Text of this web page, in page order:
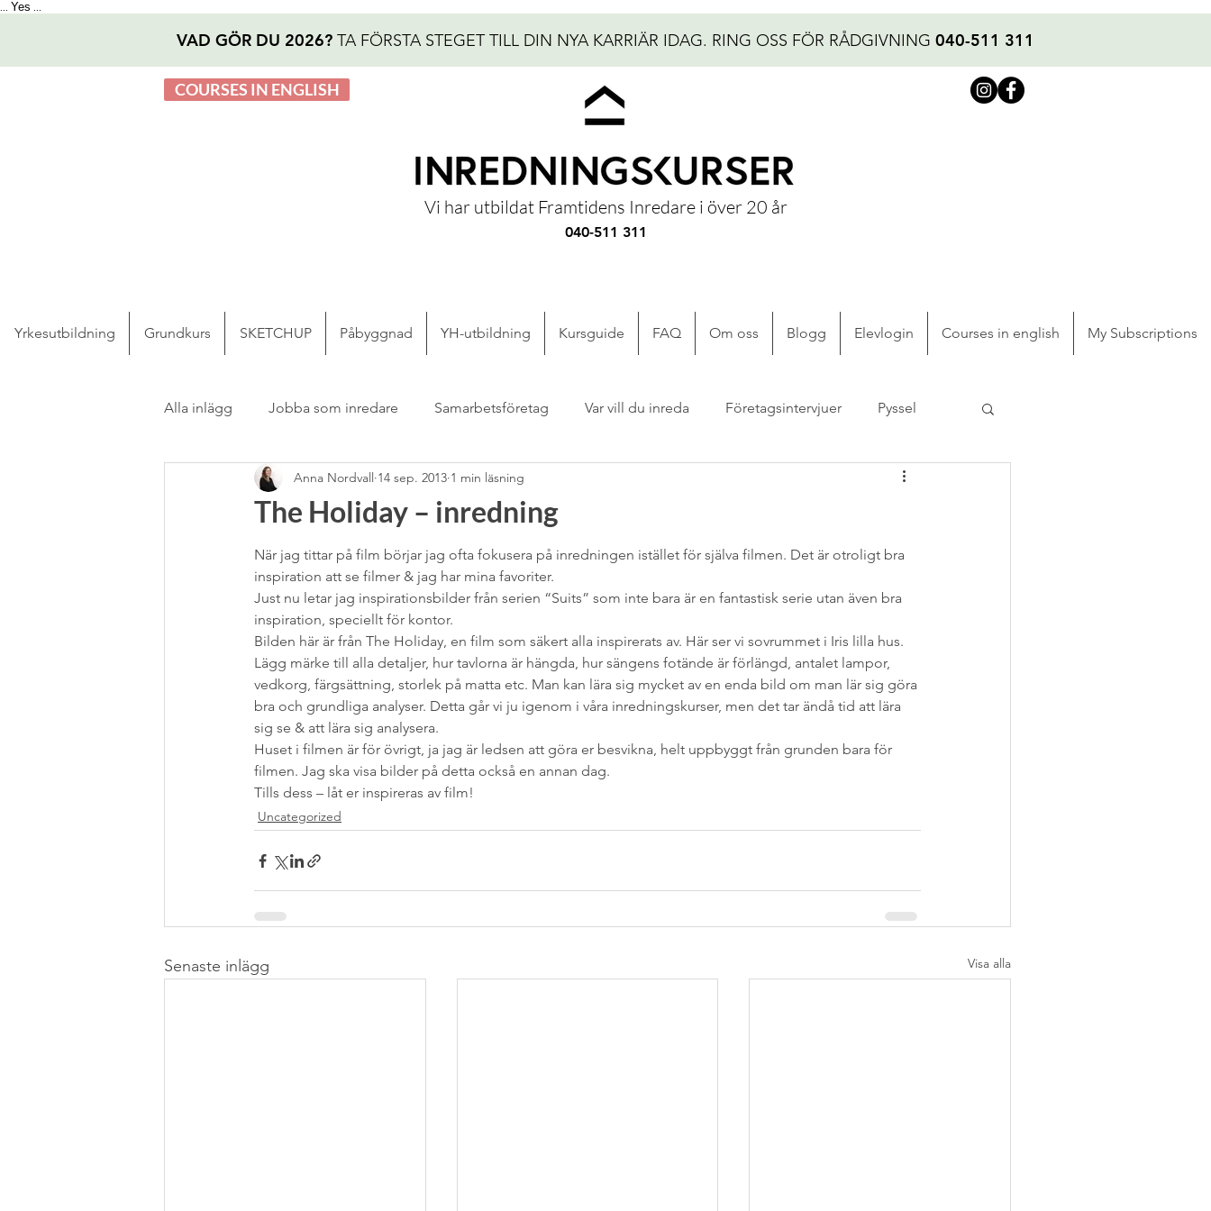
Yes
VAD GÖR DU 2026? TA FÖRSTA STEGET TILL DIN NYA KARRIÄR IDAG. RING OSS FÖR RÅDGIVNING 040-511 311
COURSES IN ENGLISH
Vi har utbildat Framtidens Inredare i över 20 år
040-511 311
Yrkesutbildning Grundkurs SKETCHUP Påbyggnad YH-utbildning Kursguide FAQ Om oss Blogg Elevlogin Courses in english My Subscriptions
Alla inlägg Jobba som inredare Samarbetsföretag Var vill du inreda Företagsintervjuer Pyssel
Rörstrand Samarbete Samarbetspartner
stilblandning Stockholmsmässan stringhylla Svenskt Tenn Tapet Tapeter Tävling
Textil &amp; gardin Tips &amp; tricks för inredare
Utlandsstudier Vardagsrum växter inomhus Wabi Sabi ”Det-Våras-Dagen” Åhléns Bra-val
The Holiday – inredning
Anna Nordvall 14 sep. 2013 1 min läsning
När jag tittar på film börjar jag ofta fokusera på inredningen istället för själva filmen. Det är otroligt bra
inspiration att se filmer & jag har mina favoriter.
Just nu letar jag inspirationsbilder från serien “Suits” som inte bara är en fantastisk serie utan även bra
inspiration, speciellt för kontor.
Bilden här är från The Holiday, en film som säkert alla inspirerats av. Här ser vi sovrummet i Iris lilla hus.
Lägg märke till alla detaljer, hur tavlorna är hängda, hur sängens fotände är förlängd, antalet lampor,
vedkorg, färgsättning, storlek på matta etc. Man kan lära sig mycket av en enda bild om man lär sig göra
bra och grundliga analyser. Detta går vi ju igenom i våra inredningskurser, men det tar ändå tid att lära
sig se & att lära sig analysera.
Huset i filmen är för övrigt, ja jag är ledsen att göra er besvikna, helt uppbyggt från grunden bara för
filmen. Jag ska visa bilder på detta också en annan dag.
Tills dess – låt er inspireras av film!
Uncategorized
Senaste inlägg Visa alla